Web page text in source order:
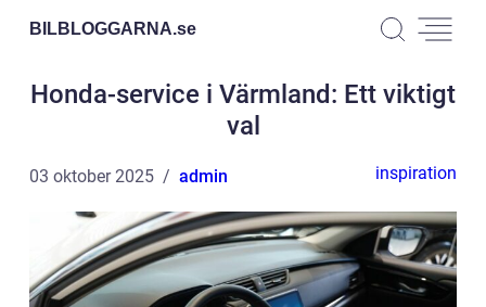
BILBLOGGARNA.se
Honda-service i Värmland: Ett viktigt
val
03 oktober 2025 admin inspiration